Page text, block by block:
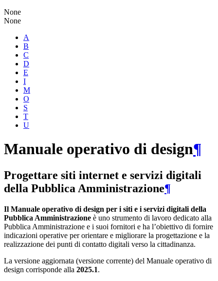
None
None
A
B
C
D
E
I
M
O
S
T
U
Manuale operativo di design¶
Progettare siti internet e servizi digitali
della Pubblica Amministrazione¶
Il Manuale operativo di design per i siti e i servizi digitali della
Pubblica Amministrazione è uno strumento di lavoro dedicato alla
Pubblica Amministrazione e i suoi fornitori e ha l’obiettivo di fornire
indicazioni operative per orientare e migliorare la progettazione e la
realizzazione dei punti di contatto digitali verso la cittadinanza.
La versione aggiornata (versione corrente) del Manuale operativo di
design corrisponde alla 2025.1.